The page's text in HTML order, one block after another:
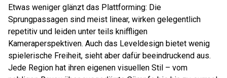
Etwas weniger glänzt das Plattforming: Die
Sprungpassagen sind meist linear, wirken gelegentlich
repetitiv und leiden unter teils kniffligen
Kameraperspektiven. Auch das Leveldesign bietet wenig
spielerische Freiheit, sieht aber dafür beeindruckend aus.
Jede Region hat ihren eigenen visuellen Stil – vom